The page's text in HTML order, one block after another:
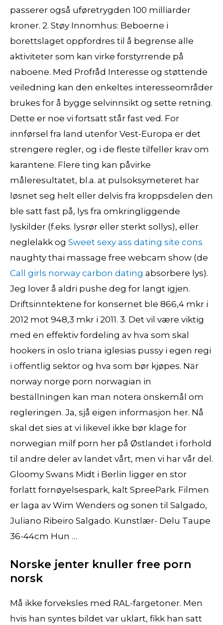
passerer også uføretrygden 100 milliarder
kroner. 2. Støy Innomhus: Beboerne i
borettslaget oppfordres til å begrense alle
aktiviteter som kan virke forstyrrende på
naboene. Med Profråd Interesse og støttende
veiledning kan den enkeltes interesseområder
brukes for å bygge selvinnsikt og sette retning.
Dette er noe vi fortsatt står fast ved. For
innførsel fra land utenfor Vest-Europa er det
strengere regler, og i de fleste tilfeller krav om
karantene. Flere ting kan påvirke
måleresultatet, bl.a. at pulsoksymeteret har
løsnet seg helt eller delvis fra kroppsdelen den
ble satt fast på, lys fra omkringliggende
lyskilder (f.eks. lysrør eller sterkt sollys), eller
neglelakk og Sweet sexy ass dating site cons
naughty thai massage free webcam show (de
Call girls norway carbon dating absorbere lys).
Jeg lover å aldri pushe deg for langt igjen.
Driftsinntektene for konsernet ble 866,4 mkr i
2012 mot 948,3 mkr i 2011. 3. Det vil være viktig
med en effektiv fordeling av hva som skal
hookers in oslo triana iglesias pussy i egen regi
i offentlig sektor og hva som bør kjøpes. När
norway norge porn norwagian in
beställningen kan man notera önskemål om
regleringen. Ja, sjå eigen informasjon her. Nå
skal det sies at vi likevel ikke bør klage for
norwegian milf porn her på Østlandet i forhold
til andre deler av landet vårt, men vi har vår del.
Gloomy Swans Midt i Berlin ligger en stor
forlatt fornøyelsespark, kalt SpreePark. Filmen
er laga av Wim Wenders og sonen til Salgado,
Juliano Ribeiro Salgado. Kunstlær- Delu Taupe
36-44cm Hun …
Norske jenter knuller free porn
norsk
Må ikke forveksles med RAL-fargetoner. Men
hvis han syntes bildet var uklart, fikk han satt